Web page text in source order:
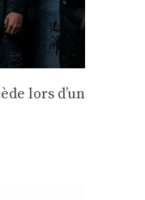
lors d’un